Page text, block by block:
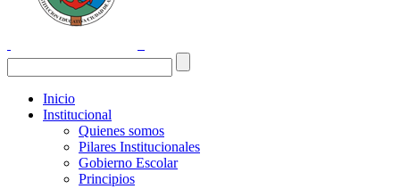
Inicio
Institucional
Quienes somos
Pilares Institucionales
Gobierno Escolar
Principios